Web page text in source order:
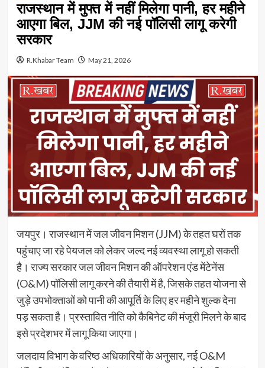
राजस्थान में मुफ्त में नहीं मिलेगा पानी, हर महीने
आएगा बिल, JJM की नई पॉलिसी लागू करेगी
सरकार
R.Khabar Team May 21, 2026
जयपुर। राजस्थान में जल जीवन मिशन (JJM) के तहत घरों तक
पहुंचाए जा रहे पेयजल को लेकर जल्द नई व्यवस्था लागू हो सकती
है। राज्य सरकार जल जीवन मिशन की ऑपरेशन एंड मेंटेनेंस
(O&M) पॉलिसी लागू करने की तैयारी में है, जिसके तहत योजना से
जुड़े उपभोक्ताओं को पानी की आपूर्ति के लिए हर महीने शुल्क देना
पड़ सकता है। प्रस्तावित नीति को कैबिनेट की मंजूरी मिलने के बाद
इसे प्रदेशभर में लागू किया जाएगा।
जलदाय विभाग के वरिष्ठ अधिकारियों के अनुसार, नई O&M